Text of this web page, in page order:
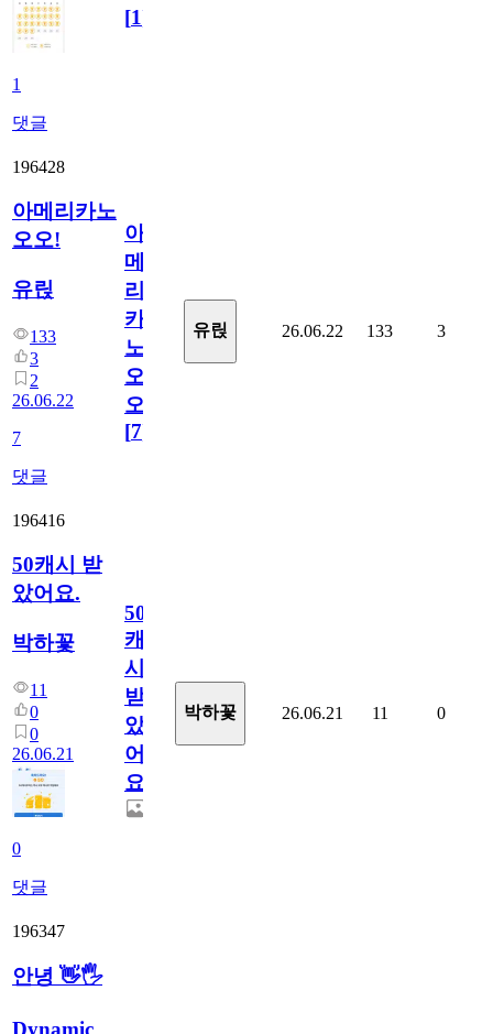
1
댓글
[1]
196428
아메리카노
오오!
유릱
133
3
2
26.06.22
7
댓글
아
메
리
카
노
오
오!
[7]
유릱 26.06.22 133 3
196416
50캐시 받
았어요.
박하꽃
11
0
0
26.06.21
0
댓글
50
캐
시
받
았
어
요.
박하꽃 26.06.21 11 0
196347
안녕 👋🖐
Dynamic